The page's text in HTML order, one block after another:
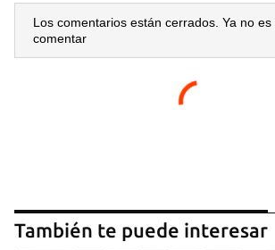
Los comentarios están cerrados. Ya no es
comentar
También te puede interesar